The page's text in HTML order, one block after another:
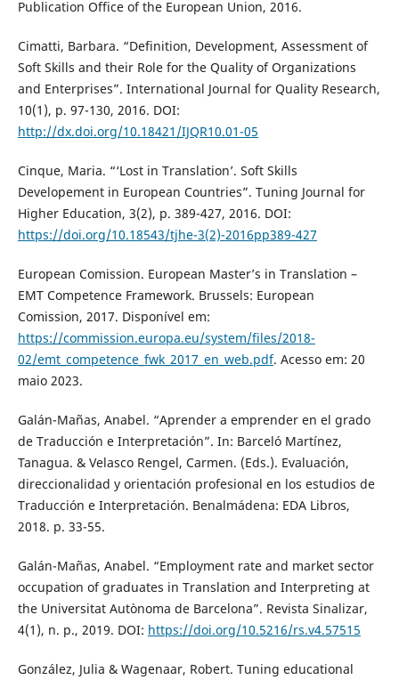
Publication Office of the European Union, 2016.
Cimatti, Barbara. “Definition, Development, Assessment of
Soft Skills and their Role for the Quality of Organizations
and Enterprises”. International Journal for Quality Research,
10(1), p. 97-130, 2016. DOI:
http://dx.doi.org/10.18421/IJQR10.01-05
Cinque, Maria. “‘Lost in Translation’. Soft Skills
Developement in European Countries”. Tuning Journal for
Higher Education, 3(2), p. 389-427, 2016. DOI:
https://doi.org/10.18543/tjhe-3(2)-2016pp389-427
European Comission. European Master’s in Translation –
EMT Competence Framework. Brussels: European
Comission, 2017. Disponível em:
https://commission.europa.eu/system/files/2018-
02/emt_competence_fwk_2017_en_web.pdf. Acesso em: 20
maio 2023.
Galán-Mañas, Anabel. “Aprender a emprender en el grado
de Traducción e Interpretación”. In: Barceló Martínez,
Tanagua. & Velasco Rengel, Carmen. (Eds.). Evaluación,
direccionalidad y orientación profesional en los estudios de
Traducción e Interpretación. Benalmádena: EDA Libros,
2018. p. 33-55.
Galán-Mañas, Anabel. “Employment rate and market sector
occupation of graduates in Translation and Interpreting at
the Universitat Autònoma de Barcelona”. Revista Sinalizar,
4(1), n. p., 2019. DOI: https://doi.org/10.5216/rs.v4.57515
González, Julia & Wagenaar, Robert. Tuning educational